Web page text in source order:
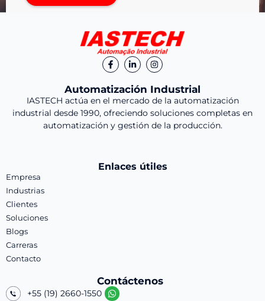
Automatización Industrial
IASTECH actúa en el mercado de la automatización
industrial desde 1990, ofreciendo soluciones completas en
automatización y gestión de la producción.
Enlaces útiles
Empresa
Industrias
Clientes
Soluciones
Blogs
Carreras
Contacto
Contáctenos
+55 (19) 2660-1550